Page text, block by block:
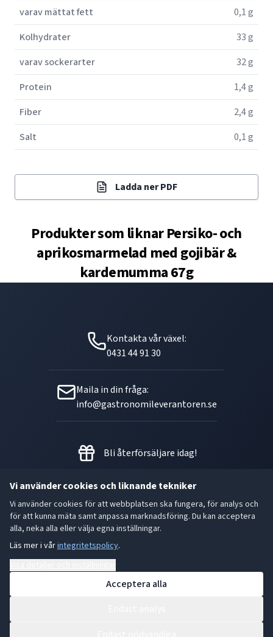
Vi använder cookies och liknande tekniker
Vi använder cookies för att webbplatsen ska fungera, för analys och
för att kunna mäta samt anpassa marknadsföring. Du kan acceptera
alla, neka alla eller välja egna inställningar.
Läs mer i vårintegritetspolicy.
Acceptera alla
varav mättat fett
0,1 g
Kolhydrater
33 g
varav sockerarter
32 g
Protein
1,4 g
Fiber
2,4 g
Salt
0,1 g
Ladda ner PDF
Produkter som liknarPersiko- och
aprikosmarmelad med gojibär &
kardemumma 67g
Kontakta vår växel:
0431 44 91 30
Maila in din fråga:
info@gastronomileverantoren.se
Bli återförsäljare idag!
Metallgatan 21 B, 262 72
Ängelholm Orgnr: 556493-5780